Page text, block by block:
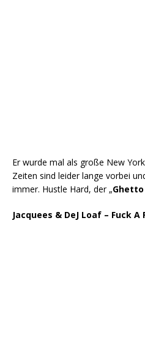
Er wurde mal als große New
Zeiten sind leider lange vorbei
immer. Hustle Hard, der „Ghetto
Jacquees & DeJ Loaf – Fuck A